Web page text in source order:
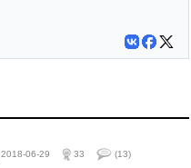
2018-06-29 33 (13)